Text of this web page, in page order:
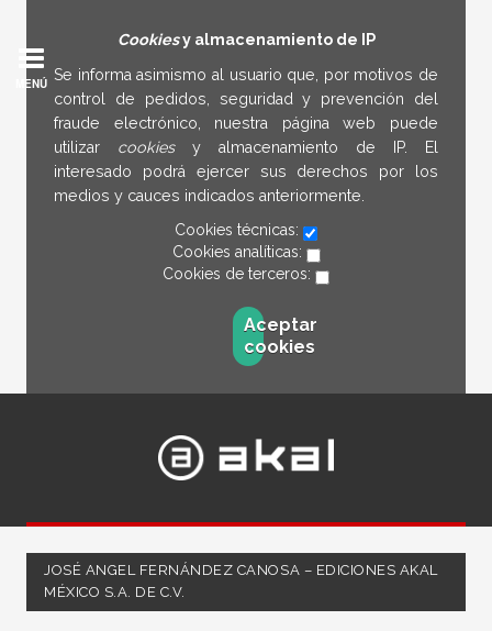
Cookiesy almacenamiento de IP
Se informa asimismo al usuario que, por motivos de
control de pedidos, seguridad y prevención del
fraude electrónico, nuestra página web puede
utilizar cookies y almacenamiento de IP. El
interesado podrá ejercer sus derechos por los
medios y cauces indicados anteriormente.
Cookies técnicas:
Cookies analíticas:
Cookies de terceros:
Aceptar
cookies
MENÚ
JOSÉ ANGEL FERNÁNDEZ CANOSA – EDICIONES AKAL
MÉXICO S.A. DE C.V.